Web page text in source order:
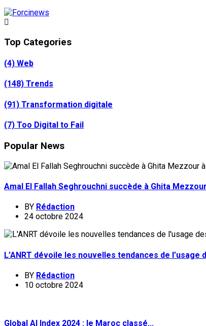
Top Categories
(4) Web
(148) Trends
(91) Transformation digitale
(7) Too Digital to Fail
Popular News
Amal El Fallah Seghrouchni succède à Ghita
BY Rédaction
24 octobre 2024
L’ANRT dévoile les nouvelles tendances de l’usage
BY Rédaction
10 octobre 2024
Global AI Index 2024 : le Maroc classé...